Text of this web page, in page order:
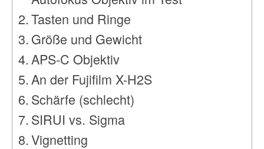
Tasten und Ringe
Größe und Gewicht
APS-C Objektiv
An der Fujifilm X-H2S
Schärfe (schlecht)
SIRUI vs. Sigma
Vignetting